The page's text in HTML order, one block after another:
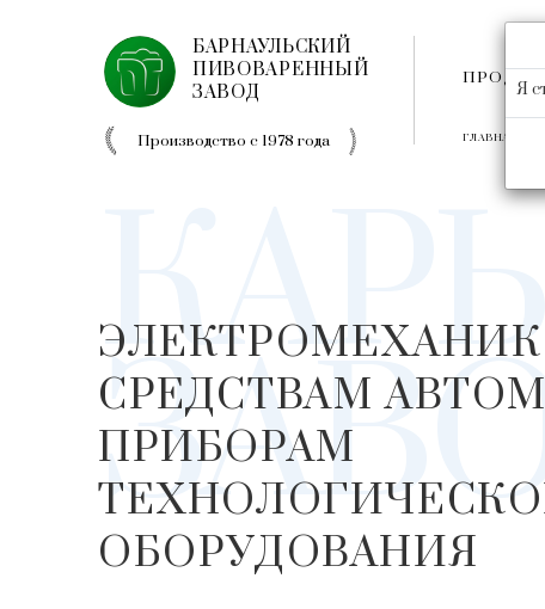
БАРНАУЛЬСКИЙ
ПИВОВАРЕННЫЙ
ЗАВОД
Производство с 1978 года ГЛАВНАЯ
СРЕДСТВАМ
ПРИБОРАМ
ОБОРУДОВАНИЯ
Я